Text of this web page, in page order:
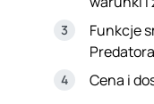
Funkcje
Predatora
Cena i